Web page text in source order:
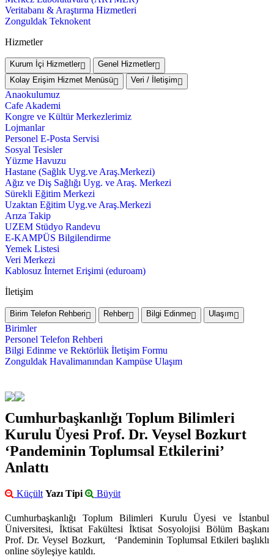
Veritabanı & Araştırma Hizmetleri
Zonguldak Teknokent
Hizmetler
Kurum İçi Hizmetler
Genel Hizmetler
Kolay Erişim Hizmet Menüsü
Veri / İletişim
Anaokulumuz
Cafe Akademi
Kongre ve Kültür Merkezlerimiz
Lojmanlar
Personel E-Posta Servisi
Sosyal Tesisler
Yüzme Havuzu
Hastane (Sağlık Uyg.ve Araş.Merkezi)
Ağız ve Diş Sağlığı Uyg. ve Araş. Merkezi
Sürekli Eğitim Merkezi
Uzaktan Eğitim Uyg.ve Araş.Merkezi
Arıza Takip
UZEM Stüdyo Randevu
E-KAMPÜS Bilgilendirme
Yemek Listesi
Veri Merkezi
Kablosuz İnternet Erişimi (eduroam)
İletişim
Birim Telefon Rehberi Rehber Bilgi Edinme Ulaşım
Birimler
Personel Telefon Rehberi
Bilgi Edinme ve Rektörlük İletişim Formu
Zonguldak Havalimanından Kampüse Ulaşım
Cumhurbaşkanlığı Toplum Bilimleri
Kurulu Üyesi Prof. Dr. Veysel Bozkurt
‘Pandeminin Toplumsal Etkilerini’
Anlattı
Küçült Yazı Tipi Büyüt
Cumhurbaşkanlığı Toplum Bilimleri Kurulu Üyesi ve İstanbul
Üniversitesi, İktisat Fakültesi İktisat Sosyolojisi Bölüm Başkanı
Prof. Dr. Veysel Bozkurt, ‘Pandeminin Toplumsal Etkileri başlıklı
online söyleşiye katıldı.